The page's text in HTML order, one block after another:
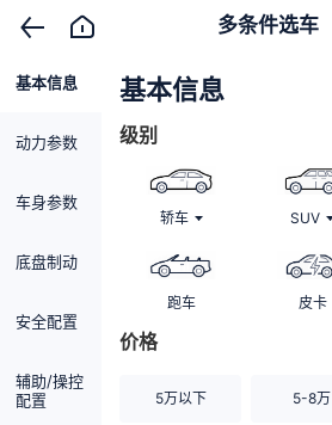
多条件选车
基本信息
动力参数
车身参数
底盘制动
安全配置
辅助/操控
配置
基本信息
级别
轿车 SUV
跑车 皮卡
价格
5万以下 5-8万